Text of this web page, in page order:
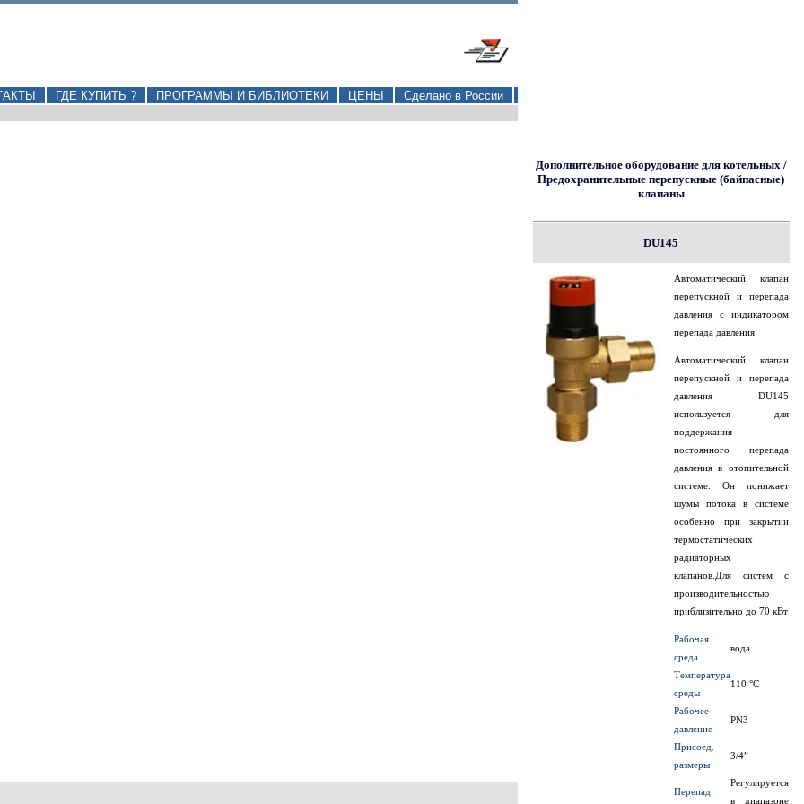
ГДЕ КУПИТЬ ? ПРОГРАММЫ И БИБЛИОТЕКИ ЦЕНЫ Сделано в России
Дополнительное оборудование для котельных /
Предохранительные перепускные (байпасные)
клапаны
DU145
Автоматический клапан
перепускной и перепада
давления с индикатором
перепада давления
Автоматический клапан
перепускной и перепада
давления DU145
используется для
поддержания
постоянного перепада
давления в отопительной
системе. Он понижает
шумы потока в системе
особенно при закрытии
термостатических
радиаторных
клапанов.Для систем с
производительностью
приблизительно до 70 кВт
Рабочая
среда
вода
Температура
среды
110 °C
Рабочее
давление
PN3
Присоед.
размеры
3/4”
Перепад
Регулируется
в диапазоне